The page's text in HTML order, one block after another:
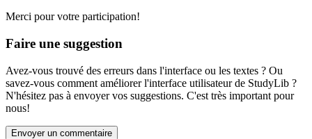
Merci pour votre participation!
Faire une suggestion
Avez-vous trouvé des erreurs dans l'interface ou les textes ? Ou
savez-vous comment améliorer l'interface utilisateur de StudyLib ?
N'hésitez pas à envoyer vos suggestions. C'est très important pour
nous!
Envoyer un commentaire